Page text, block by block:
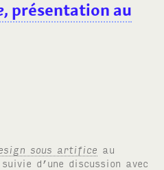
, présentation au
sous artifice au
d’une discussion avec